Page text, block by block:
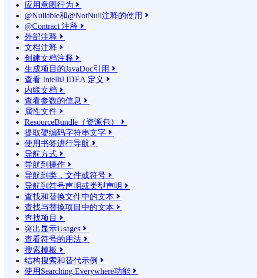
应用意图行为 
@Nullable和@NotNull注释的使用 
@Contract 注释 
外部注释 
文档注释 
创建文档注释 
生成项目的JavaDoc引用 
查看 IntelliJ IDEA 定义 
内联文档 
查看参数的信息 
属性文件 
ResourceBundle（资源包） 
提取硬编码字符串文字 
使用书签进行导航 
导航方式 
导航到操作 
导航到类，文件或符号 
导航到符号声明或类型声明 
查找和替换文件中的文本 
查找与替换项目中的文本 
查找项目 
突出显示Usages 
查看符号的用法 
搜索模板 
结构搜索和替代示例 
使用Searching Everywhere功能 